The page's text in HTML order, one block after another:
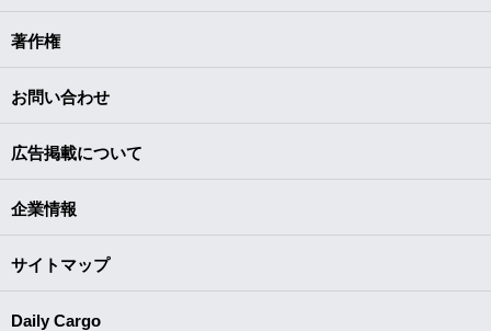
著作権
お問い合わせ
広告掲載について
企業情報
サイトマップ
Daily Cargo